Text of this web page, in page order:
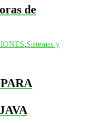
de
,Sistemas y